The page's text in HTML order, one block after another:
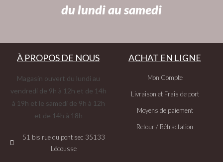
du lundi au samedi
À PROPOS DE NOUS
Magasin ouvert du lundi au
vendredi de 9h à 12h et de 14h
à 19h et le samedi de 9h à 12h
et de 14h à 18h
51 bis rue du pont sec 35133
Lécousse
ACHAT EN LIGNE
Mon Compte
Livraison et Frais de port
Moyens de paiement
Retour / Rétractation